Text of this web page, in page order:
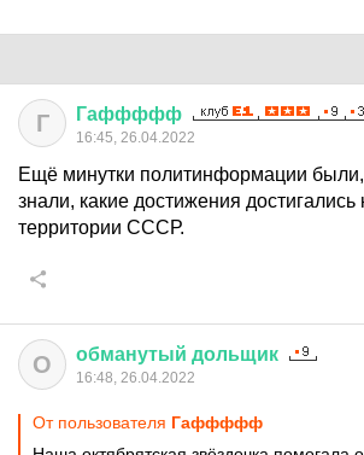
Г Гаффффф
16:45, 26.04.2022
Ещё минутки политинформации
знали, какие достижения достигались
территории СССР.
О обманутый дольщик
16:48, 26.04.2022
От пользователя Гаффффф